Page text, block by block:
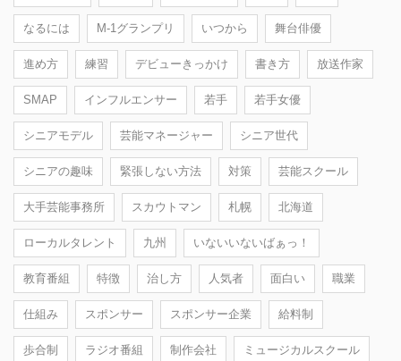
なるには M-1グランプリ いつから 舞台俳優
進め方 練習 デビューきっかけ 書き方 放送作家
SMAP インフルエンサー 若手 若手女優
シニアモデル 芸能マネージャー シニア世代
シニアの趣味 緊張しない方法 対策 芸能スクール
大手芸能事務所 スカウトマン 札幌 北海道
ローカルタレント 九州 いないいないばぁっ！
教育番組 特徴 治し方 人気者 面白い 職業
仕組み スポンサー スポンサー企業 給料制
歩合制 ラジオ番組 制作会社 ミュージカルスクール